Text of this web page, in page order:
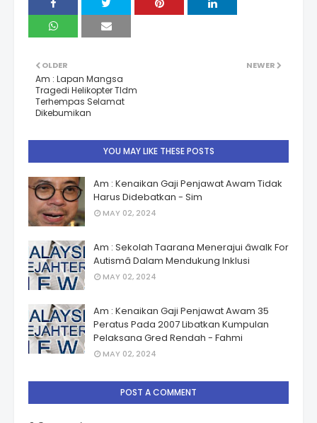
NEWER
OLDER
Am : Lapan Mangsa
Tragedi Helikopter Tldm
Terhempas Selamat
Dikebumikan
YOU MAY LIKE THESE POSTS
Am : Kenaikan Gaji Penjawat Awam Tidak
Harus Didebatkan - Sim
MAY 02, 2024
Am : Sekolah Taarana Menerajui âwalk For
Autismâ Dalam Mendukung Inklusi
MAY 02, 2024
Am : Kenaikan Gaji Penjawat Awam 35
Peratus Pada 2007 Libatkan Kumpulan
Pelaksana Gred Rendah - Fahmi
MAY 02, 2024
POST A COMMENT